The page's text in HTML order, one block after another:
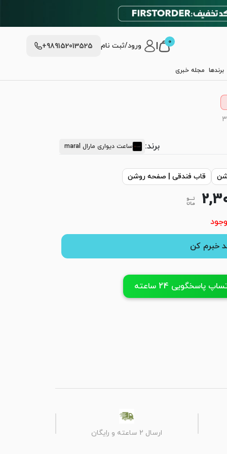
0 ورود/ثبت نام +989152013525
برندها مجله خبری
برند: ساعت دیواری مارال maral
قاب فندقی | صفحه روشن
خبرم کن
پاسخگویی 24 ساعته
ارسال 2 ساعته و رایگان